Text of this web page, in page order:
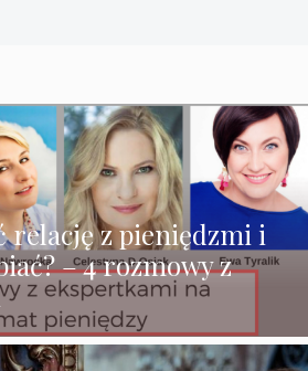
relację z pieniędzmi i
– 4 rozmowy z